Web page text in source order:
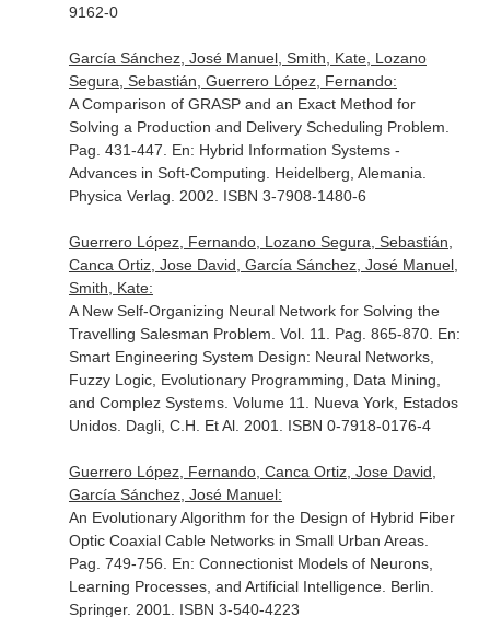
9162-0
García Sánchez, José Manuel, Smith, Kate, Lozano
Segura, Sebastián, Guerrero López, Fernando:
A Comparison of GRASP and an Exact Method for
Solving a Production and Delivery Scheduling Problem.
Pag. 431-447. En: Hybrid Information Systems -
Advances in Soft-Computing . Heidelberg, Alemania.
Physica Verlag. 2002. ISBN 3-7908-1480-6
Guerrero López, Fernando, Lozano Segura, Sebastián,
Canca Ortiz, Jose David, García Sánchez, José Manuel,
Smith, Kate:
A New Self-Organizing Neural Network for Solving the
Travelling Salesman Problem. Vol. 11. Pag. 865-870. En:
Smart Engineering System Design: Neural Networks,
Fuzzy Logic, Evolutionary Programming, Data Mining,
and Complez Systems. Volume 11
. Nueva York, Estados
Unidos. Dagli, C.H. Et Al. 2001. ISBN 0-7918-0176-4
Guerrero López, Fernando, Canca Ortiz, Jose David,
García Sánchez, José Manuel:
An Evolutionary Algorithm for the Design of Hybrid Fiber
Optic Coaxial Cable Networks in Small Urban Areas.
Pag. 749-756. En: Connectionist Models of Neurons,
Learning Processes, and Artificial Intelligence. Berlin.
Springer. 2001. ISBN 3-540-4223